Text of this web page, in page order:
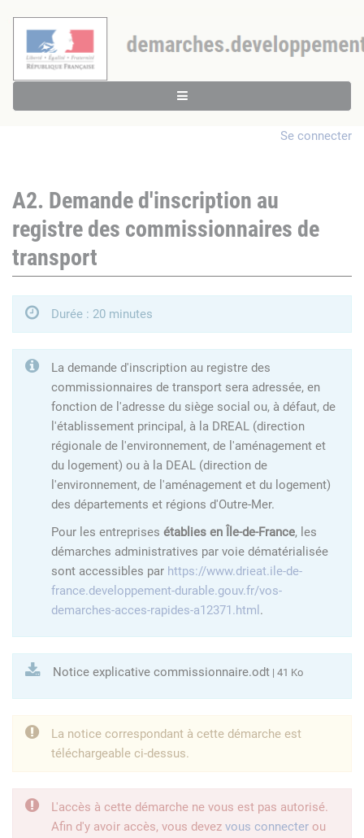
Se connecter
A2. Demande d'inscription au
registre des commissionnaires de
transport
Durée : 20 minutes
La demande d'inscription au registre des
commissionnaires de transport sera adressée, en
fonction de l'adresse du siège social ou, à défaut, de
l'établissement principal, à la DREAL (direction
régionale de l'environnement, de l'aménagement et
du logement) ou à la DEAL (direction de
l'environnement, de l'aménagement et du logement)
des départements et régions d'Outre-Mer.
Pour les entreprises établies en Île-de-France, les
démarches administratives par voie dématérialisée
sont accessibles par https://www.drieat.ile-de-
france.developpement-durable.gouv.fr/vos-
demarches-acces-rapides-a12371.html .
Notice explicative commissionnaire.odt | 41 Ko
La notice correspondant à cette démarche est
téléchargeable ci-dessus.
L'accès à cette démarche ne vous est pas autorisé.
Afin d'y avoir accès, vous devez vous connecter ou